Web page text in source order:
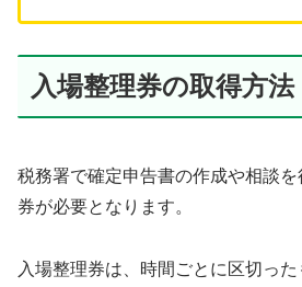
入場整理券の取得方法
税務署で確定申告書の作成や相談
券が必要となります。
入場整理券は、時間ごとに区切っ